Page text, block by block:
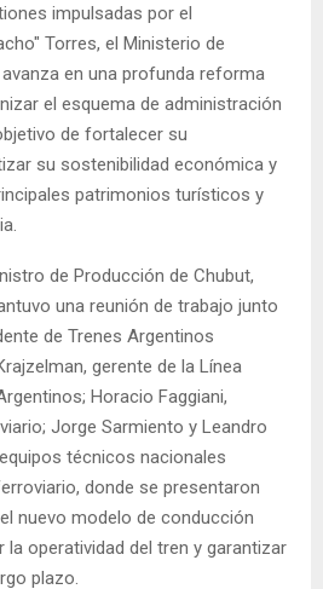
impulsadas por el
Torres, el Ministerio de
en una profunda reforma
el esquema de administración
de fortalecer su
su sostenibilidad económica y
patrimonios turísticos y
de Producción de Chubut,
una reunión de trabajo junto
de Trenes Argentinos
gerente de la Línea
Horacio Faggiani,
Jorge Sarmiento y Leandro
técnicos nacionales
donde se presentaron
nuevo modelo de conducción
la operatividad del tren y garantizar
plazo.